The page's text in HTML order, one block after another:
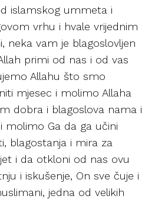
islamskog ummeta i
vrhu i hvale vrijednim
neka vam je blagoslovljen
primi od nas i od vas
Allahu što smo
mjesec i molimo Allaha
dobra i blagoslova nama i
molimo Ga da ga učini
blagostanja i mira za
i da otkloni od nas ovu
i iskušenje, On sve čuje i
jedna od velikih